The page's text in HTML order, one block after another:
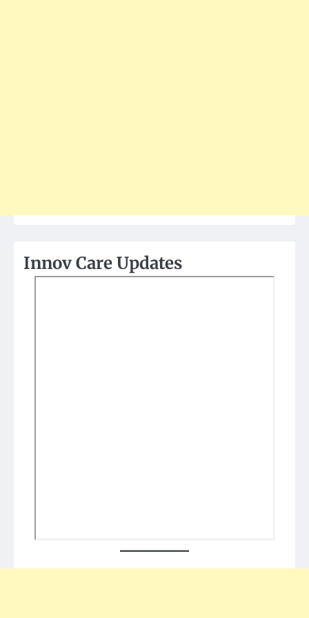
Innov Care Updates